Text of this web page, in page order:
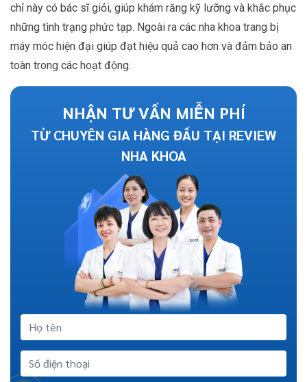
chỉ này có bác sĩ giỏi, giúp khám răng kỹ lưỡng và khắc phục
những tình trạng phức tạp. Ngoài ra các nha khoa trang bị
máy móc hiện đại giúp đạt hiệu quả cao hơn và đảm bảo an
toàn trong các hoạt động.
NHẬN TƯ VẤN MIỄN PHÍ
TỪ CHUYÊN GIA HÀNG ĐẦU TẠI REVIEW
NHA KHOA